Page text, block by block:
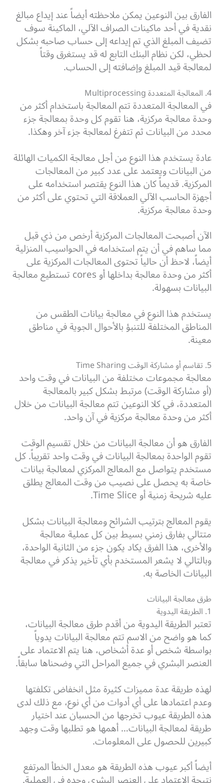
الفارق بين النوعين يمكن ملاحظته أيضاً عند إيداع مبالغ
نقدية في أحد ماكينات الصراف الآلي، الماكينة سوف
تضيف المبلغ الذي تم إيداعه إلى حساب صاحبه بشكل
لحظي، لكن نظام البنك التابع له قد يستغرق وقتاً
لمعالجة قيد المبلغ وإضافته إلى الحساب.
4. المعالجة المتعددة Multiprocessing
في المعالجة المتعددة تتم المعالجة باستخدام أكثر من
وحدة معالجة مركزية، هنا تقوم كل وحدة بمعالجة جزء
محدد من البيانات ثم تتفرغ لمعالجة جزء آخر وهكذا.
عادة يستخدم هذا النوع من أجل معالجة الكميات الهائلة
من البيانات ويعتمد على عدد كبير من المعالجات
المركزية. قديماً كان هذا النوع يقتصر استخدامه على
أجهزة الحاسب الآلي العملاقة التي تحتوي على أكثر من
وحدة معالجة مركزية.
الآن أصبحت المعالجات المركزية أرخص من ذي قبل
مما ساهم في أن يتم استخدامه في الحواسيب المنزلية
أيضاً، لاحظ أن حالياً تحتوى المعالجات المركزية على
أكثر من وحدة معالجة بداخلها أو cores تستطيع معالجة
البيانات بسهولة.
يستخدم هذا النوع في معالجة بيانات الطقس من
المناطق المختلفة للتنبؤ بالأحوال الجوية في مناطق
معينة.
5. تقاسم أو مشاركة الوقت Time Sharing
معالجة مجموعات مختلفة من البيانات في وقت واحد
(أو مشاركة الوقت) مرتبط بشكل كبير بالمعالجة
المتعددة، في كلا النوعين تتم معالجة البيانات من خلال
أكثر من وحدة معالجة مركزية في آن واحد.
الفارق هو أن معالجة البيانات من خلال تقسيم الوقت
تقوم الواحدة بمعالجة البيانات في وقت واحد تقريباً. كل
مستخدم يتواصل مع المعالج المركزي لمعالجة بيانات
خاصة به يحصل على نصيب من وقت المعالج يطلق
عليه شريحة زمنية أو Time Slice.
يقوم المعالج بترتيب الشرائح ومعالجة البيانات بشكل
متتالي بفارق زمني بسيط بين كل عملية معالجة
والأخرى، هذا الفرق يكاد يكون جزء من الثانية الواحدة،
وبالتالي لا يشعر المستخدم بأي تأخير يذكر في معالجة
البيانات الخاصة به.
طرق معالجة البيانات
1. الطريقة اليدوية
تعتبر الطريقة اليدوية من أقدم طرق معالجة البيانات،
كما هو واضح من الاسم تتم معالجة البيانات يدوياً
بواسطة شخص أو عدة أشخاص، هنا يتم الاعتماد على
العنصر البشري في جميع المراحل التي وضحناها سابقاً.
لهذه طريقة عدة مميزات كثيرة مثل انخفاض تكلفتها
وعدم اعتمادها على أي أدوات من أي نوع، مع ذلك لدى
هذه الطريقة عيوب تخرجها من الحسبان عند اختيار
طريقة لمعالجة البيانات… أهمها هو تطلبها وقت وجهد
كبيرين للحصول على المعلومات.
أيضاً أكبر عيوب هذه الطريقة هو معدل الخطأ المرتفع